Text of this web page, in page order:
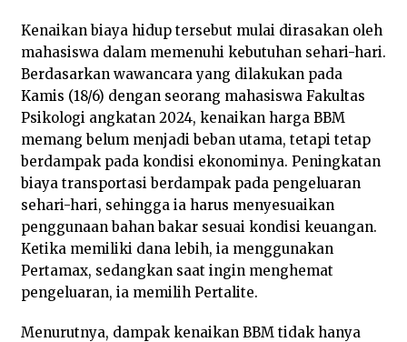
Kenaikan biaya hidup tersebut mulai dirasakan oleh
mahasiswa dalam memenuhi kebutuhan sehari-hari.
Berdasarkan wawancara yang dilakukan pada
Kamis (18/6) dengan seorang mahasiswa Fakultas
Psikologi angkatan 2024, kenaikan harga BBM
memang belum menjadi beban utama, tetapi tetap
berdampak pada kondisi ekonominya. Peningkatan
biaya transportasi berdampak pada pengeluaran
sehari-hari, sehingga ia harus menyesuaikan
penggunaan bahan bakar sesuai kondisi keuangan.
Ketika memiliki dana lebih, ia menggunakan
Pertamax, sedangkan saat ingin menghemat
pengeluaran, ia memilih Pertalite.
Menurutnya, dampak kenaikan BBM tidak hanya